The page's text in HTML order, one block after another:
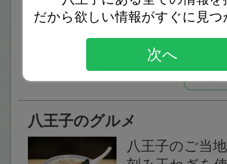
です。
ンキーベイビ
ンモン）、ヒ
谷由実、元
みなみなどの
や、ゆかりの
も多数活躍し
地域などには
を集めていま
八王子の歴史
在の八王子市
みつき始めた
字が成立し、
よって歴史事
ることが可能
となっていま
八王子市内に
になっている
も
八王子のグルメ
八王子のご当
だから欲しい情報がすぐに見
次へ